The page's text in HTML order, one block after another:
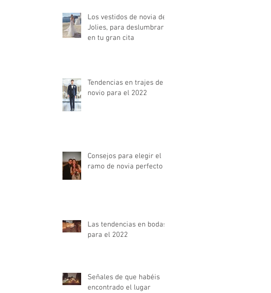
Los vestidos de novia de
Jolies, para deslumbrar
en tu gran cita
Tendencias en trajes de
novio para el 2022
Consejos para elegir el
ramo de novia perfecto
Las tendencias en bodas
para el 2022
Señales de que habéis
encontrado el lugar